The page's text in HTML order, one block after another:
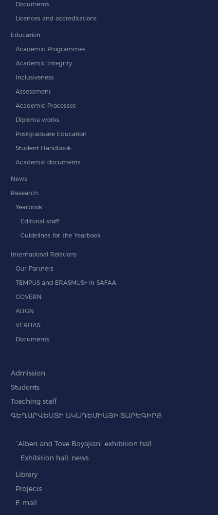
Documents
Licences and accreditations
Education
Academic Programmes
Academic Integrity
Inclusiveness
Assessment
Academic Processes
Diploma works
Postgraduate Education
Student Handbook
Academic documents
News
Research
Yearbook
Editorial staff
Guidelines for the Yearbook
International Relations
Our Partners
TEMPUS and ERASMUS+ in SAFAA
GOVERN
ALIGN
VERITAS
Documents
Admission
Students
Teaching staff
ԳԵՂԱՐՎԵՍՏԻ ԱԿԱԴԵՄԻԱՅԻ ՏԱՐԵԳԻՐՔ
“Albert and Tove Boyajian” exhibition hall
Exhibition hall: news
Library
Projects
E-mail